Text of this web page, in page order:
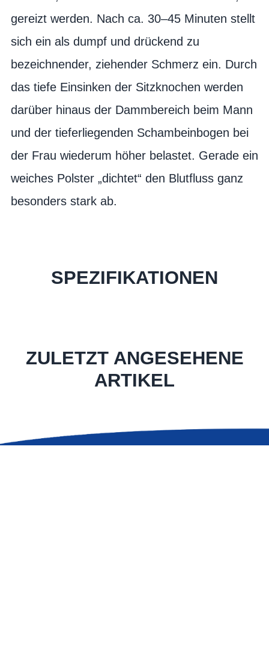
gereizt werden. Nach ca. 30–45 Minuten stellt
sich ein als dumpf und drückend zu
bezeichnender, ziehender Schmerz ein. Durch
das tiefe Einsinken der Sitzknochen werden
darüber hinaus der Dammbereich beim Mann
und der tieferliegenden Schambeinbogen bei
der Frau wiederum höher belastet. Gerade ein
weiches Polster „dichtet“ den Blutfluss ganz
besonders stark ab.
SPEZIFIKATIONEN
ZULETZT ANGESEHENE
ARTIKEL